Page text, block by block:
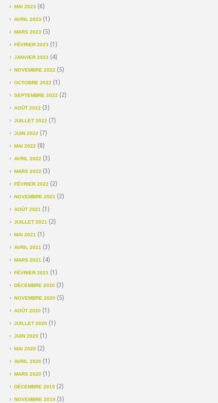
MAI 2023 (6)
AVRIL 2023 (1)
MARS 2023 (5)
FÉVRIER 2023 (1)
JANVIER 2023 (4)
NOVEMBRE 2022 (5)
OCTOBRE 2022 (1)
SEPTEMBRE 2022 (2)
AOÛT 2022 (3)
JUILLET 2022 (7)
JUIN 2022 (7)
MAI 2022 (8)
AVRIL 2022 (3)
MARS 2022 (3)
FÉVRIER 2022 (2)
NOVEMBRE 2021 (2)
AOÛT 2021 (1)
JUILLET 2021 (2)
MAI 2021 (1)
AVRIL 2021 (3)
MARS 2021 (4)
FÉVRIER 2021 (1)
DÉCEMBRE 2020 (3)
NOVEMBRE 2020 (5)
AOÛT 2020 (1)
JUILLET 2020 (1)
JUIN 2020 (1)
MAI 2020 (2)
AVRIL 2020 (1)
MARS 2020 (1)
DÉCEMBRE 2019 (2)
NOVEMBRE 2019 (3)